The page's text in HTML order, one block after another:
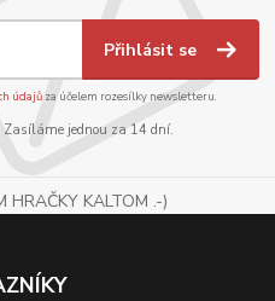
Přihlásit se
údajůza účelem rozesílky newsletteru.
Zasíláme jednou za 14 dní.
HRAČKY KALTOM .-)